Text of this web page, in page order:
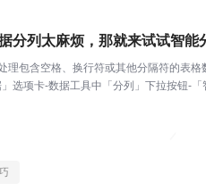
分列太麻烦，那就来试试智能
理包含空格、换行符或其他分隔符的表
选项卡-数据工具中「分列」下拉按钮-